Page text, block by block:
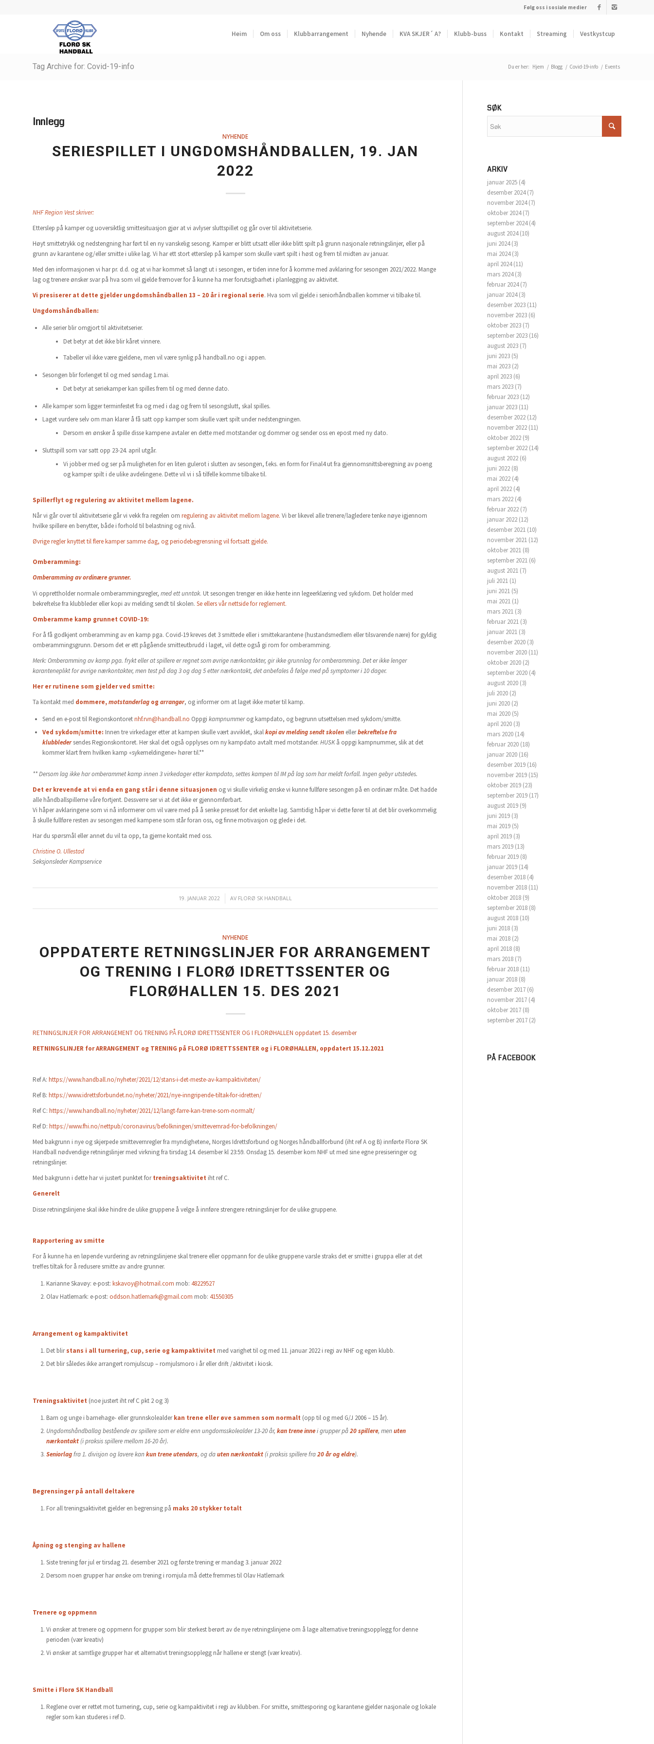
Følg oss i sosiale medier
Heim Om oss Klubbarrangement Nyhende KVA SKJER´ A? Klubb-buss Kontakt Streaming Vestkystcup
Tag Archive for: Covid-19-info Du er her: Hjem / Blogg / Covid-19-info / Events
Innlegg
NYHENDE
SERIESPILLET I UNGDOMSHÅNDBALLEN, 19. JAN
2022
NHF Region Vest skriver:
Etterslep på kamper og uoversiktlig smittesituasjon gjør at vi avlyser sluttspillet og går over til aktivitetserie.
Høyt smittetrykk og nedstengning har ført til en ny vanskelig sesong. Kamper er blitt utsatt eller ikke blitt spilt på grunn nasjonale retningslinjer, eller på
grunn av karantene og/eller smitte i ulike lag. Vi har ett stort etterslep på kamper som skulle vært spilt i høst og frem til midten av januar.
Med den informasjonen vi har pr. d.d. og at vi har kommet så langt ut i sesongen, er tiden inne for å komme med avklaring for sesongen 2021/2022. Mange
lag og trenere ønsker svar på hva som vil gjelde fremover for å kunne ha mer forutsigbarhet i planlegging av aktivitet.
Vi presiserer at dette gjelder ungdomshåndballen 13 – 20 år i regional serie. Hva som vil gjelde i seniorhåndballen kommer vi tilbake til.
Ungdomshåndballen:
Alle serier blir omgjort til aktivitetserier.
Det betyr at det ikke blir kåret vinnere.
Tabeller vil ikke være gjeldene, men vil være synlig på handball.no og i appen.
Sesongen blir forlenget til og med søndag 1.mai.
Det betyr at seriekamper kan spilles frem til og med denne dato.
Alle kamper som ligger terminfestet fra og med i dag og frem til sesongslutt, skal spilles.
Laget vurdere selv om man klarer å få satt opp kamper som skulle vært spilt under nedstengningen.
Dersom en ønsker å spille disse kampene avtaler en dette med motstander og dommer og sender oss en epost med ny dato.
Sluttspill som var satt opp 23-24. april utgår.
Vi jobber med og ser på muligheten for en liten gulerot i slutten av sesongen, f.eks. en form for Final4 ut fra gjennomsnittsberegning av poeng
og kamper spilt i de ulike avdelingene. Dette vil vi i så tilfelle komme tilbake til.
Spillerflyt og regulering av aktivitet mellom lagene.
Når vi går over til aktivitetserie går vi vekk fra regelen om regulering av aktivitet mellom lagene. Vi ber likevel alle trenere/lagledere tenke nøye igjennom
hvilke spillere en benytter, både i forhold til belastning og nivå.
Øvrige regler knyttet til flere kamper samme dag, og periodebegrensning vil fortsatt gjelde.
Omberamming:
Omberamming av ordinære grunner.
Vi opprettholder normale omberammingsregler, med ett unntak. Ut sesongen trenger en ikke hente inn legeerklæring ved sykdom. Det holder med
bekreftelse fra klubbleder eller kopi av melding sendt til skolen. Se ellers vår nettside for reglement.
Omberamme kamp grunnet COVID-19:
For å få godkjent omberamming av en kamp pga. Covid-19 kreves det 3 smittede eller i smittekarantene (hustandsmedlem eller tilsvarende nære) for gyldig
omberammingsgrunn. Dersom det er ett pågående smitteutbrudd i laget, vil dette også gi rom for omberamming.
Merk: Omberamming av kamp pga. frykt eller at spillere er regnet som øvrige nærkontakter, gir ikke grunnlag for omberamming. Det er ikke lenger
karanteneplikt for øvrige nærkontakter, men test på dag 3 og dag 5 etter nærkontakt, det anbefales å følge med på symptomer i 10 dager.
Her er rutinene som gjelder ved smitte:
Ta kontakt med dommere,motstanderlag og arrangør, og informer om at laget ikke møter til kamp.
Send en e-post til Regionskontoretnhf.rvn@handball.no Oppgi kampnummerog kampdato, og begrunn utsettelsen med sykdom/smitte.
Ved sykdom/smitte: Innen tre virkedager etter at kampen skulle vært avviklet, skalkopi av melding sendt skolen ellerbekreftelse fra
klubbledersendes Regionskontoret. Her skal det også opplyses om ny kampdato avtalt med motstander. HUSKå oppgi kampnummer, slik at det
kommer klart frem hvilken kamp «sykemeldingene» hører til.**
** Dersom lag ikke har omberammet kamp innen 3 virkedager etter kampdato, settes kampen til IM på lag som har meldt forfall. Ingen gebyr utstedes.
Det er krevende at vi enda en gang står i denne situasjonen og vi skulle virkelig ønske vi kunne fullføre sesongen på en ordinær måte. Det hadde
alle håndballspillerne våre fortjent. Dessverre ser vi at det ikke er gjennomførbart.
Vi håper avklaringene som vi nå informerer om vil være med på å senke presset for det enkelte lag. Samtidig håper vi dette fører til at det blir overkommelig
å skulle fullføre resten av sesongen med kampene som står foran oss, og finne motivasjon og glede i det.
Har du spørsmål eller annet du vil ta opp, ta gjerne kontakt med oss.
Christine O. Ullestad
Seksjonsleder Kampservice
19. JANUAR 2022
/ AV FLORØ SK HANDBALL
NYHENDE
OPPDATERTE RETNINGSLINJER FOR ARRANGEMENT
OG TRENING I FLORØ IDRETTSSENTER OG
FLORØHALLEN 15. DES 2021
RETNINGSLINJER FOR ARRANGEMENT OG TRENING PÅ FLORØ IDRETTSSENTER OG I FLORØHALLEN oppdatert 15. desember
RETNINGSLINJER for ARRANGEMENT og TRENING på FLORØ IDRETTSSENTER og i FLORØHALLEN, oppdatert 15.12.2021
Ref A: https://www.handball.no/nyheter/2021/12/stans-i-det-meste-av-kampaktiviteten/
Ref B: https://www.idrettsforbundet.no/nyheter/2021/nye-inngripende-tiltak-for-idretten/
Ref C: https://www.handball.no/nyheter/2021/12/langt-farre-kan-trene-som-normalt/
Ref D: https://www.fhi.no/nettpub/coronavirus/befolkningen/smittevernrad-for-befolkningen/
Med bakgrunn i nye og skjerpede smittevernregler fra myndighetene, Norges Idrettsforbund og Norges håndballforbund (iht ref A og B) innførte Florø SK
Handball nødvendige retningslinjer med virkning fra tirsdag 14. desember kl 23:59. Onsdag 15. desember kom NHF ut med sine egne presiseringer og
retningslinjer.
Med bakgrunn i dette har vi justert punktet fortreningsaktivitet iht ref C.
Generelt
Disse retningslinjene skal ikke hindre de ulike gruppene å velge å innføre strengere retningslinjer for de ulike gruppene.
Rapportering av smitte
For å kunne ha en løpende vurdering av retningslinjene skal trenere eller oppmann for de ulike gruppene varsle straks det er smitte i gruppa eller at det
treffes tiltak for å redusere smitte av andre grunner.
Karianne Skavøy: e-post: kskavoy@hotmail.com mob: 48229527
Olav Hatlemark: e-post: oddson.hatlemark@gmail.com mob: 41550305
Arrangement og kampaktivitet
Det blirstans i all turnering, cup, serie og kampaktivitet med varighet til og med 11. januar 2022 i regi av NHF og egen klubb.
Det blir således ikke arrangert romjulscup – romjulsmoro i år eller drift /aktivitet i kiosk.
Treningsaktivitet (noe justert iht ref C pkt 2 og 3)
Barn og unge i barnehage- eller grunnskolealderkan trene eller øve sammen som normalt (opp til og med G/J 2006 – 15 år).
Ungdomshåndballag bestående av spillere som er eldre enn ungdomsskolealder 13-20 år, kan trene innei grupper på20 spillere, men uten
nærkontakt (i praksis spillere mellom 16-20 år).
Seniorlagfra 1. divisjon og lavere kan kun trene utendørs, og dauten nærkontakt (i praksis spillere fra20 år og eldre).
Begrensinger på antall deltakere
For all treningsaktivitet gjelder en begrensing på maks 20 stykker totalt
Åpning og stenging av hallene
Siste trening før jul er tirsdag 21. desember 2021 og første trening er mandag 3. januar 2022
Dersom noen grupper har ønske om trening i romjula må dette fremmes til Olav Hatlemark
Trenere og oppmenn
Vi ønsker at trenere og oppmenn for grupper som blir sterkest berørt av de nye retningslinjene om å lage alternative treningsopplegg for denne
perioden (vær kreativ)
Vi ønsker at samtlige grupper har et alternativt treningsopplegg når hallene er stengt (vær kreativ).
Smitte i Florø SK Handball
Reglene over er rettet mot turnering, cup, serie og kampaktivitet i regi av klubben. For smitte, smittesporing og karantene gjelder nasjonale og lokale
regler som kan studeres i ref D.
SØK
ARKIV
januar 2025 (4)
desember 2024(7)
november 2024(7)
oktober 2024(7)
september 2024(4)
august 2024(10)
juni 2024(3)
mai 2024(3)
april 2024(11)
mars 2024(3)
februar 2024(7)
januar 2024(3)
desember 2023 (11)
november 2023 (6)
oktober 2023 (7)
september 2023 (16)
august 2023 (7)
juni 2023 (5)
mai 2023 (2)
april 2023 (6)
mars 2023 (7)
februar 2023 (12)
januar 2023 (11)
desember 2022 (12)
november 2022 (11)
oktober 2022 (9)
september 2022 (14)
august 2022 (6)
juni 2022 (8)
mai 2022 (4)
april 2022 (4)
mars 2022 (4)
februar 2022 (7)
januar 2022 (12)
desember 2021 (10)
november 2021 (12)
oktober 2021 (8)
september 2021 (6)
august 2021 (7)
juli 2021 (1)
juni 2021 (5)
mai 2021 (1)
mars 2021 (3)
februar 2021 (3)
januar 2021 (3)
desember 2020 (3)
november 2020 (11)
oktober 2020 (2)
september 2020 (4)
august 2020 (3)
juli 2020 (2)
juni 2020 (2)
mai 2020 (5)
april 2020 (3)
mars 2020 (14)
februar 2020 (18)
januar 2020 (16)
desember 2019 (16)
november 2019 (15)
oktober 2019 (23)
september 2019 (17)
august 2019 (9)
juni 2019 (3)
mai 2019 (5)
april 2019 (3)
mars 2019 (13)
februar 2019 (8)
januar 2019 (14)
desember 2018 (4)
november 2018 (11)
oktober 2018 (9)
september 2018 (8)
august 2018 (10)
juni 2018 (3)
mai 2018 (2)
april 2018 (8)
mars 2018 (7)
februar 2018 (11)
januar 2018 (8)
desember 2017 (6)
november 2017 (4)
oktober 2017 (8)
september 2017 (2)
PÅ FACEBOOK